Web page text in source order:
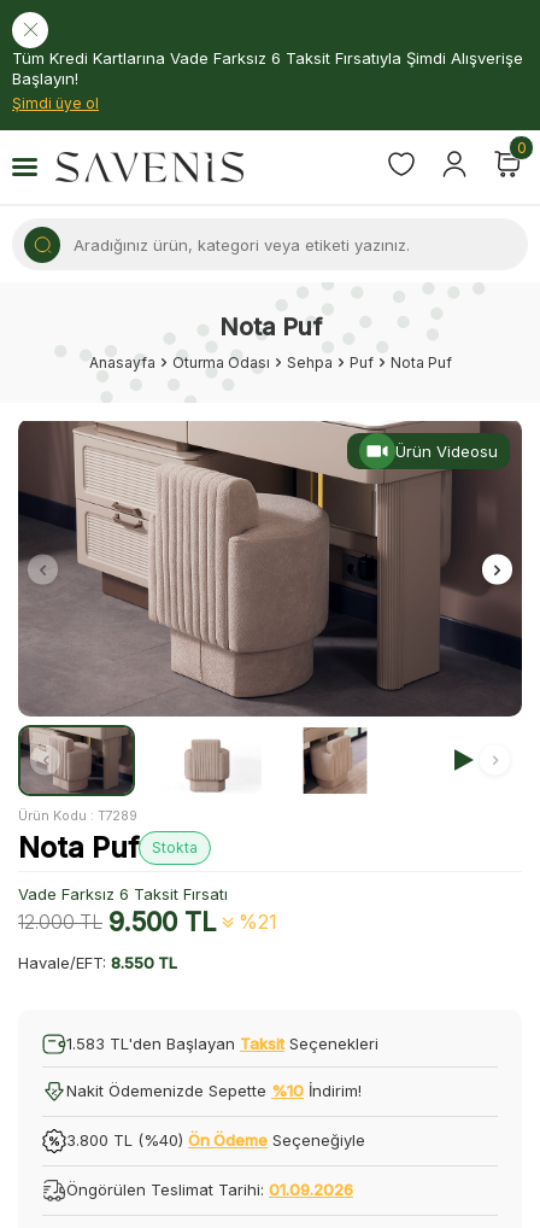
Tüm Kredi Kartlarına Vade Farksız 6 Taksit Fırsatıyla Şimdi Alışverişe
Başlayın!
Şimdi üye ol
0
Nota Puf
Anasayfa Oturma Odası Sehpa Puf Nota Puf
Ürün Videosu
Ürün Kodu : T7289
Nota Puf Stokta
Vade Farksız 6 Taksit Fırsatı
12.000TL 9.500TL %21
Havale/EFT: 8.550 TL
1.583 TL'den Başlayan Taksit Seçenekleri
Nakit Ödemenizde Sepette %10 İndirim!
3.800 TL (%40) Ön Ödeme Seçeneğiyle
Öngörülen Teslimat Tarihi: 01.09.2026